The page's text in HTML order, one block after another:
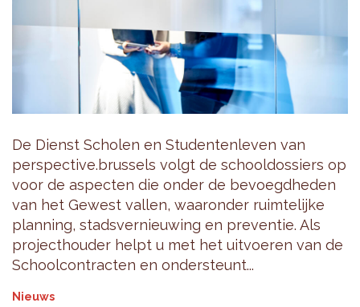
De Dienst Scholen en Studentenleven van
perspective.brussels volgt de schooldossiers op
voor de aspecten die onder de bevoegdheden
van het Gewest vallen, waaronder ruimtelijke
planning, stadsvernieuwing en preventie. Als
projecthouder helpt u met het uitvoeren van de
Schoolcontracten en ondersteunt...
Nieuws